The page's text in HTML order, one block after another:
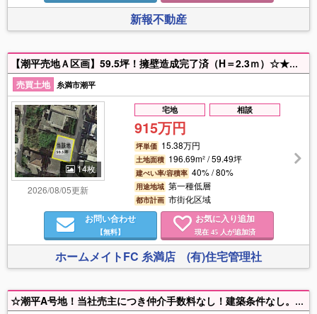
新報不動産
【潮平売地Ａ区画】59.5坪！擁壁造成完了済（H＝2.3ｍ）☆★人気の潮平地区・高台になります。ご案内可能です。ご相談もお気軽にお問い合わせください。
売買土地
糸満市潮平
14枚
2026/08/05更新
宅地 相談
915万円
坪単価 15.38万円
土地面積 196.69m² / 59.49坪
建ぺい率/容積率 40% / 80%
用途地域 第一種低層
都市計画 市街化区域
お問い合わせ
【無料】
お気に入り追加
現在 45人が追加済
ホームメイトFC 糸満店 (有)住宅管理社
☆潮平A号地！当社売主につき仲介手数料なし！建築条件なし。土地のみ販売。